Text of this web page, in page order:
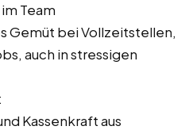
Team
Gemüt bei Vollzeitstellen,
auch in stressigen
Kassenkraft aus